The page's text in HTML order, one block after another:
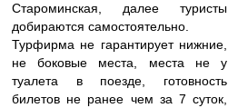
Староминская, далее туристы
добираются самостоятельно.
Турфирма не гарантирует нижние,
не боковые места, места не у
туалета в поезде, готовность
билетов не ранее чем за 7 суток,